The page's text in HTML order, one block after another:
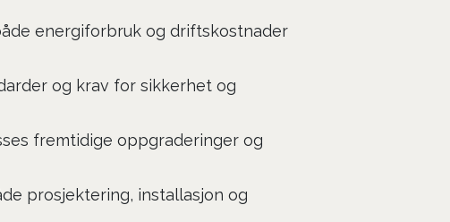
energiforbruk og driftskostnader
og krav for sikkerhet og
fremtidige oppgraderinger og
prosjektering, installasjon og